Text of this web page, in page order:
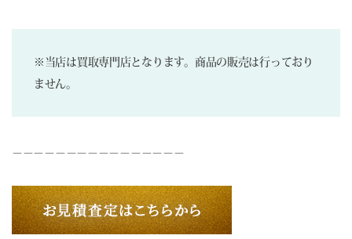
※当店は買取専門店となります。商品の販売は行っており
ません。
－－－－－－－－－－－－－－－－